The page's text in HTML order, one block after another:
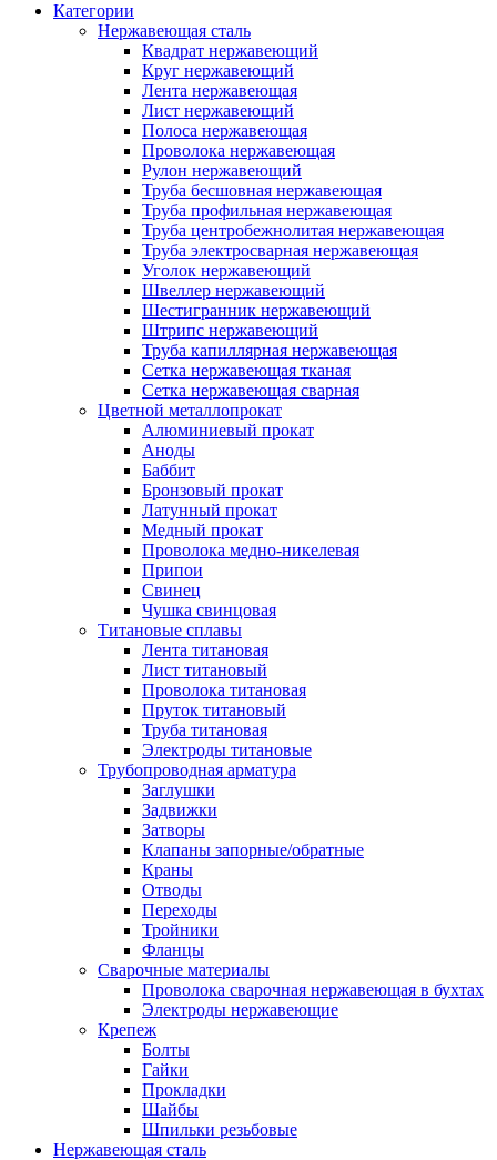
Категории
Нержавеющая сталь
Квадрат нержавеющий
Круг нержавеющий
Лента нержавеющая
Лист нержавеющий
Полоса нержавеющая
Проволока нержавеющая
Рулон нержавеющий
Труба бесшовная нержавеющая
Труба профильная нержавеющая
Труба центробежнолитая нержавеющая
Труба электросварная нержавеющая
Уголок нержавеющий
Швеллер нержавеющий
Шестигранник нержавеющий
Штрипс нержавеющий
Труба капиллярная нержавеющая
Сетка нержавеющая тканая
Сетка нержавеющая сварная
Цветной металлопрокат
Алюминиевый прокат
Аноды
Баббит
Бронзовый прокат
Латунный прокат
Медный прокат
Проволока медно-никелевая
Припои
Свинец
Чушка свинцовая
Титановые сплавы
Лента титановая
Лист титановый
Проволока титановая
Пруток титановый
Труба титановая
Электроды титановые
Трубопроводная арматура
Заглушки
Задвижки
Затворы
Клапаны запорные/обратные
Краны
Отводы
Переходы
Тройники
Фланцы
Сварочные материалы
Проволока сварочная нержавеющая в бухтах
Электроды нержавеющие
Крепеж
Болты
Гайки
Прокладки
Шайбы
Шпильки резьбовые
Нержавеющая сталь